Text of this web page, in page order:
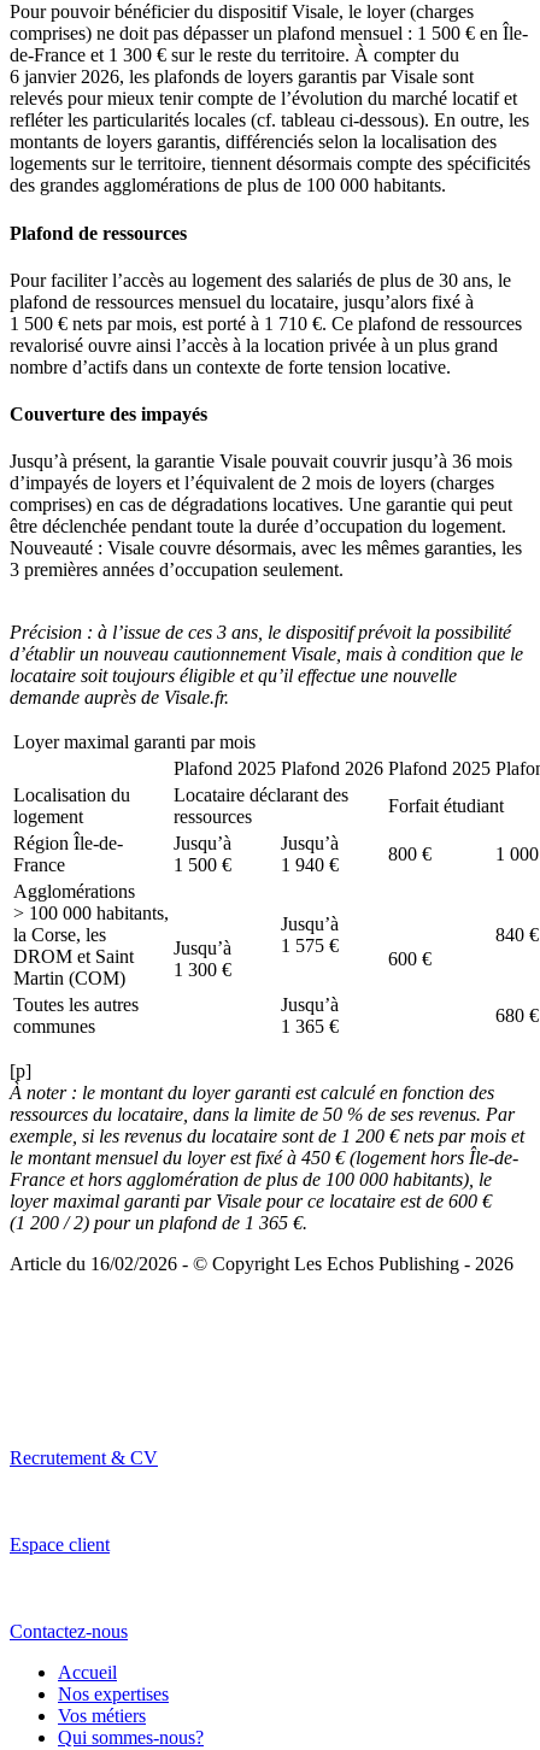
Pour pouvoir bénéficier du dispositif Visale, le loyer (charges
comprises) ne doit pas dépasser un plafond mensuel : 1 500 € en Île-
de-France et 1 300 € sur le reste du territoire. À compter du
6 janvier 2026, les plafonds de loyers garantis par Visale sont
relevés pour mieux tenir compte de l’évolution du marché locatif et
refléter les particularités locales (cf. tableau ci-dessous). En outre, les
montants de loyers garantis, différenciés selon la localisation des
logements sur le territoire, tiennent désormais compte des spécificités
des grandes agglomérations de plus de 100 000 habitants.
Plafond de ressources
Pour faciliter l’accès au logement des salariés de plus de 30 ans, le
plafond de ressources mensuel du locataire, jusqu’alors fixé à
1 500 € nets par mois, est porté à 1 710 €. Ce plafond de ressources
revalorisé ouvre ainsi l’accès à la location privée à un plus grand
nombre d’actifs dans un contexte de forte tension locative.
Couverture des impayés
Jusqu’à présent, la garantie Visale pouvait couvrir jusqu’à 36 mois
d’impayés de loyers et l’équivalent de 2 mois de loyers (charges
comprises) en cas de dégradations locatives. Une garantie qui peut
être déclenchée pendant toute la durée d’occupation du logement.
Nouveauté : Visale couvre désormais, avec les mêmes garanties, les
3 premières années d’occupation seulement.
Précision : à l’issue de ces 3 ans, le dispositif prévoit la possibilité
d’établir un nouveau cautionnement Visale, mais à condition que le
locataire soit toujours éligible et qu’il effectue une nouvelle
demande auprès de Visale.fr.
Loyer maximal garanti par mois
Plafond 2025 Plafond 2026 Plafond 2025
Localisation du
logement
Locataire déclarant des
ressources
Forfait étudiant
Région Île-de-
France
Jusqu’à
1 500 €
Jusqu’à
1 940 €
800 €
1
Agglomérations
> 100 000 habitants,
la Corse, les
DROM et Saint
Martin (COM)
Jusqu’à
1 300 €
Jusqu’à
1 575 €
600 €
840 €
Toutes les autres
communes
Jusqu’à
1 365 €
680 €
[p]
À noter : le montant du loyer garanti est calculé en fonction des
ressources du locataire, dans la limite de 50 % de ses revenus. Par
exemple, si les revenus du locataire sont de 1 200 € nets par mois et
le montant mensuel du loyer est fixé à 450 € (logement hors Île-de-
France et hors agglomération de plus de 100 000 habitants), le
loyer maximal garanti par Visale pour ce locataire est de 600 €
(1 200 / 2) pour un plafond de 1 365 €.
Article du 16/02/2026 - © Copyright Les Echos Publishing - 2026
Recrutement & CV
Espace client
Contactez-nous
Accueil
Nos expertises
Vos métiers
Qui sommes-nous?